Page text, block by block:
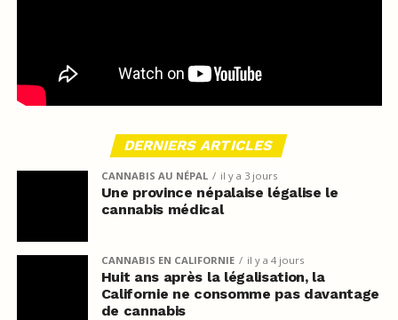
DERNIERS ARTICLES
CANNABIS AU NÉPAL il y a 3 jours
Une province népalaise légalise le
cannabis médical
CANNABIS EN CALIFORNIE il y a 4 jours
Huit ans après la légalisation, la
Californie ne consomme pas davantage
de cannabis